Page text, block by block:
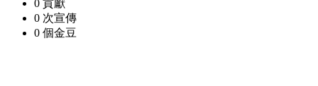
0 貢獻
0 次宣傳
0 個金豆